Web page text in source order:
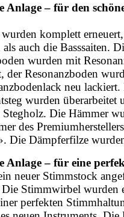
Anlage – für den
komplett
als auch die Basssaiten.
wurden mit
der Resonanzboden
neu lackiert.
wurden überarbeitet
Die Hämmer
des
Die Dämpferfilze
Anlage – für eine
neuer Stimmstock
Stimmwirbel wurden
perfekten